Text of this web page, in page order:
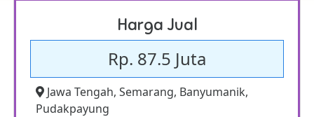
Harga Jual
Rp. 87.5 Juta
Jawa Tengah, Semarang, Banyumanik,
Pudakpayung